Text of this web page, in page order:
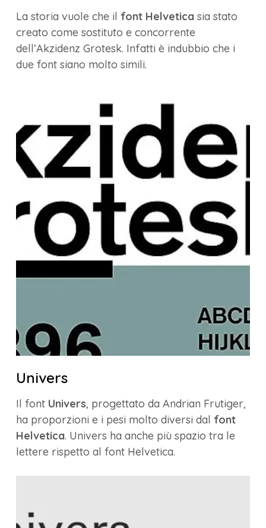
La storia vuole che il font Helvetica sia stato
creato come sostituto e concorrente
dell’Akzidenz Grotesk. Infatti è indubbio che i
due font siano molto simili.
Univers
Il font Univers, progettato da Andrian Frutiger,
ha proporzioni e i pesi molto diversi dal font
Helvetica. Univers ha anche più spazio tra le
lettere rispetto al font Helvetica.